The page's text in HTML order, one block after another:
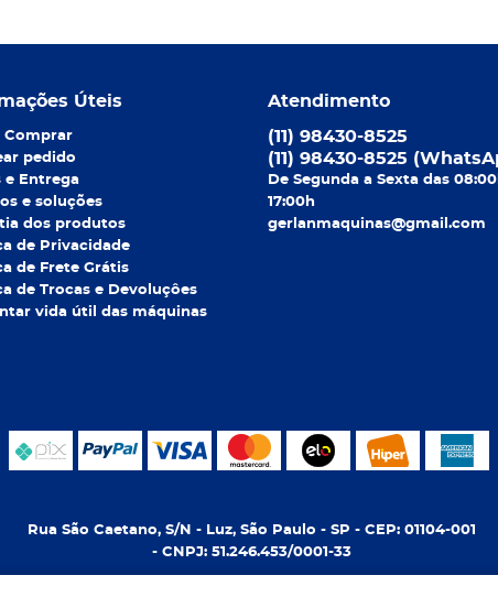
Úteis
Comprar
pedido
e Entrega
e soluções
dos produtos
de Privacidade
de Frete Grátis
de Trocas e Devoluçôes
vida útil das máquinas
Atendimento
(11) 98430-8525
(11) 98430-8525
De Segunda a Sexta das
17:00h
gerlanmaquinas@gmail.com
Rua São Caetano, S/N - Luz, São Paulo - SP - CEP: 01104-001
- CNPJ: 51.246.453/0001-33